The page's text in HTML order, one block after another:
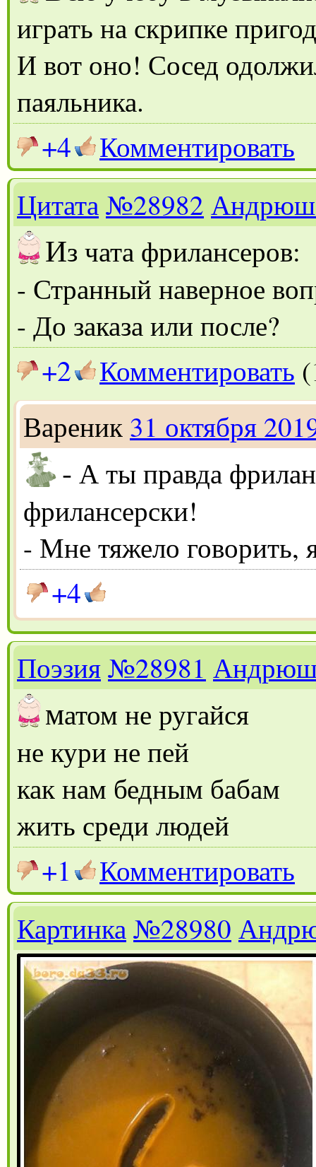
играть на скрипке
И вот оно! Сосед
паяльника.
+4
Комментировать
Цитата№28982
Из чата фрилансеров:
- Странный наверное
- До заказа или после?
+2 Комментировать
Вареник 31 октября
- А ты правда
фрилансерски!
- Мне тяжело говорить,
+4
Поэзия№28981
матом не ругайся
не кури не пей
как нам бедным бабам
жить среди людей
+1
Комментировать
Картинка№28980